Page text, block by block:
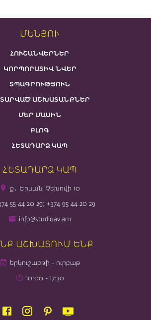
ՄԵՆՅՈՒ
ՀՈՒՇԱՆՎԵՐՆԵՐ
ԿՈՐՊՈՐԱՏԻՎ ՆՎԵՐ
ՏՊԱԳՐՈՒԹՅՈՒՆ
ԱՇԽԱՏԱՆՔՆԵՐ
ՄԵՐ ՄԱՍԻՆ
ԲԼՈԳ
ՀԵՏԱԴԱՐՁ ԿԱՊ
ՀԵՏԱԴԱՐՁ ԿԱՊ
ք․ Երևան, Չեխովի 10
55 44 20 29; +374 95 44 20 29
info@studioav.am
ԱՇԽԱՏՈՒՄ ԵՆՔ
երկուշաբթի - ուրբաթ
10։00 - 17։30